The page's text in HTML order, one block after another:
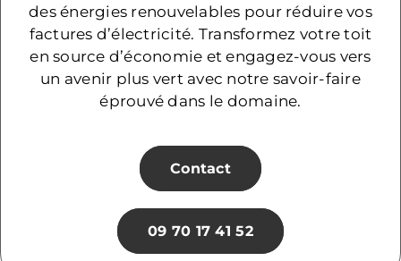
des énergies renouvelables pour réduire vos
factures d’électricité. Transformez votre toit
en source d’économie et engagez-vous vers
un avenir plus vert avec notre savoir-faire
éprouvé dans le domaine.
Contact
09 70 17 41 52